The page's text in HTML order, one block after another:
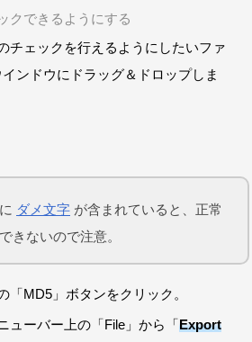
クできるようにする
チェックを行えるようにしたいファ
ンドウにドラッグ＆ドロップしま
ダメ文字 が含まれていると、正常
きないので注意。
「MD5」ボタンをクリック。
ューバー上の「File」から「Export